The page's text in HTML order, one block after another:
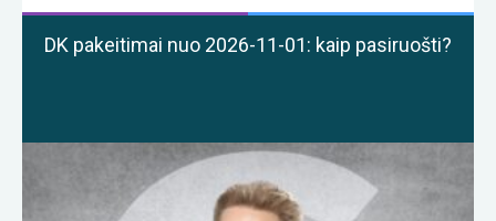
DK pakeitimai nuo 2026-11-01: kaip pasiruošti?